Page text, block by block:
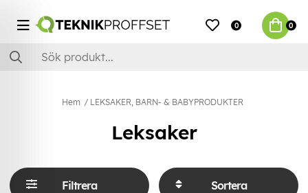
0 0
Hem LEKSAKER, BARN- & BABYPRODUKTER
Leksaker
Filtrera Sortera